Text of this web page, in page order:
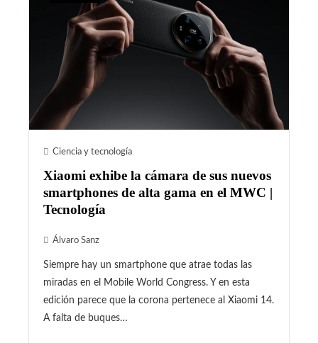
Ciencia y tecnología
Xiaomi exhibe la cámara de sus nuevos
smartphones de alta gama en el MWC |
Tecnología
Álvaro Sanz
Siempre hay un smartphone que atrae todas las
miradas en el Mobile World Congress. Y en esta
edición parece que la corona pertenece al Xiaomi 14.
A falta de buques…